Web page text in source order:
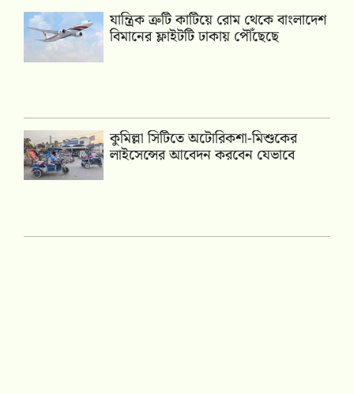
যান্ত্রিক ত্রুটি কাটিয়ে রোম থেকে বাংলাদেশ
বিমানের ফ্লাইটটি ঢাকায় পৌঁছেছে
কুমিল্লা সিটিতে অটোরিকশা-মিশুকের
লাইসেন্সের আবেদন করবেন যেভাবে